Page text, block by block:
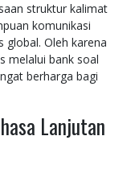
struktur kalimat
komunikasi
global. Oleh karena
melalui bank soal
berharga bagi
Lanjutan